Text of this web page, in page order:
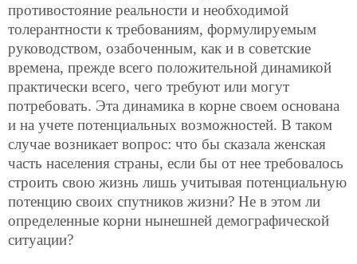
противостояние реальности и необходимой
толерантности к требованиям, формулируемым
руководством, озабоченным, как и в советские
времена, прежде всего положительной динамикой
практически всего, чего требуют или могут
потребовать. Эта динамика в корне своем основана
и на учете потенциальных возможностей. В таком
случае возникает вопрос: что бы сказала женская
часть населения страны, если бы от нее требовалось
строить свою жизнь лишь учитывая потенциальную
потенцию своих спутников жизни? Не в этом ли
определенные корни нынешней демографической
ситуации?